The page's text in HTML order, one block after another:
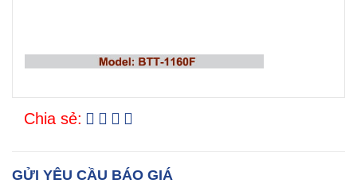
Chia sẻ:
GỬI YÊU CẦU BÁO GIÁ